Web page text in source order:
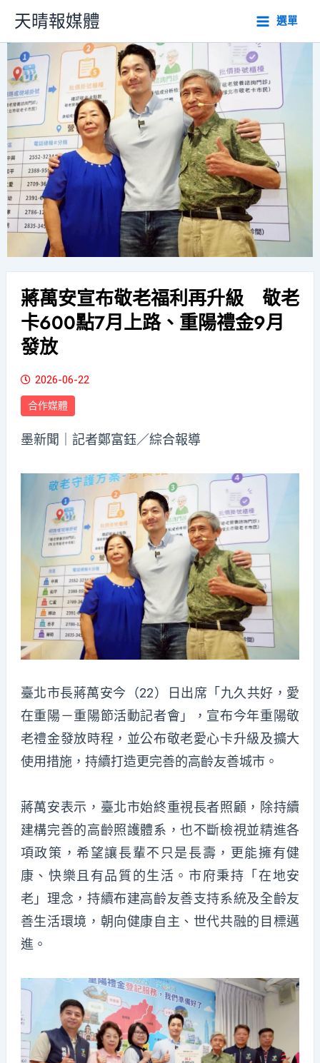
主
要
內
容
天晴報媒體 選單
蔣萬安宣布敬老福利再升級 敬老
卡600點7月上路、重陽禮金9月
發放
2026-06-22
合作媒體
墨新聞 ｜記者鄭富鈺／綜合報導
臺北市長蔣萬安今（22）日出席「九久共好，愛
在重陽－重陽節活動記者會」，宣布今年重陽敬
老禮金發放時程，並公布敬老愛心卡升級及擴大
使用措施，持續打造更完善的高齡友善城市。
蔣萬安表示，臺北市始終重視長者照顧，除持續
建構完善的高齡照護體系，也不斷檢視並精進各
項政策，希望讓長輩不只是長壽，更能擁有健
康、快樂且有品質的生活。市府秉持「在地安
老」理念，持續布建高齡友善支持系統及全齡友
善生活環境，朝向健康自主、世代共融的目標邁
進。